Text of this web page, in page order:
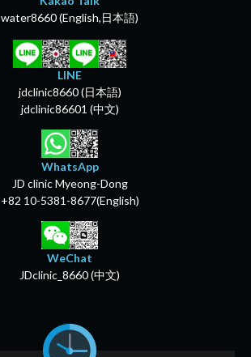
water8660 (English,日本語)
LINE
jdclinic8660 (日本語)
jdclinic86601 (中文)
WhatsApp
JD clinic Myeong-Dong
+82 10-5381-8677(English)
WeChat
JDclinic_8660 (中文)